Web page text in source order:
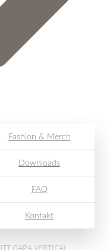
Fashion & Merch
Downloads
FAQ
Kontakt
GAPA VERTICAL